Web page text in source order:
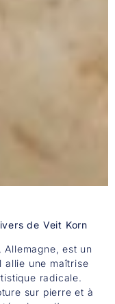
de Veit Korn
Allemagne, est un
allie une maîtrise
radicale.
sur pierre et à